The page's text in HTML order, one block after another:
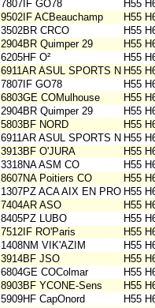
7807IF GO78
H55
9502IF ACBeauchamp
H55
3502BR CRCO
H55
2904BR Quimper 29
H55
6205HF O²
H55
6911AR ASUL SPORTS NATH55
7807IF GO78
H55
6803GE COMulhouse
H55
2904BR Quimper 29
H55
5803BF NORD
H55
6911AR ASUL SPORTS NATH55
3913BF O'JURA
H55
3318NA ASM CO
H55
8607NA Poitiers CO
H55
1307PZ ACA AIX EN PROVH55
7404AR ASO
H55
8405PZ LUBO
H55
7512IF RO'Paris
H55
1408NM VIK'AZIM
H55
3914BF JSO
H55
6804GE COColmar
H55
8903BF YCONE-Sens
H55
5909HF CapOnord
H55